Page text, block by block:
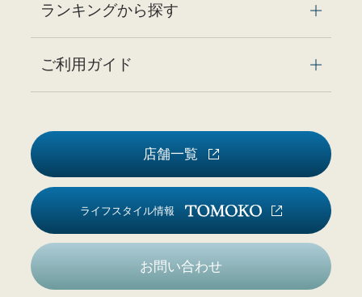
ランキングから探す
ご利用ガイド
店舗一覧
ライフスタイル情報
お問い合わせ